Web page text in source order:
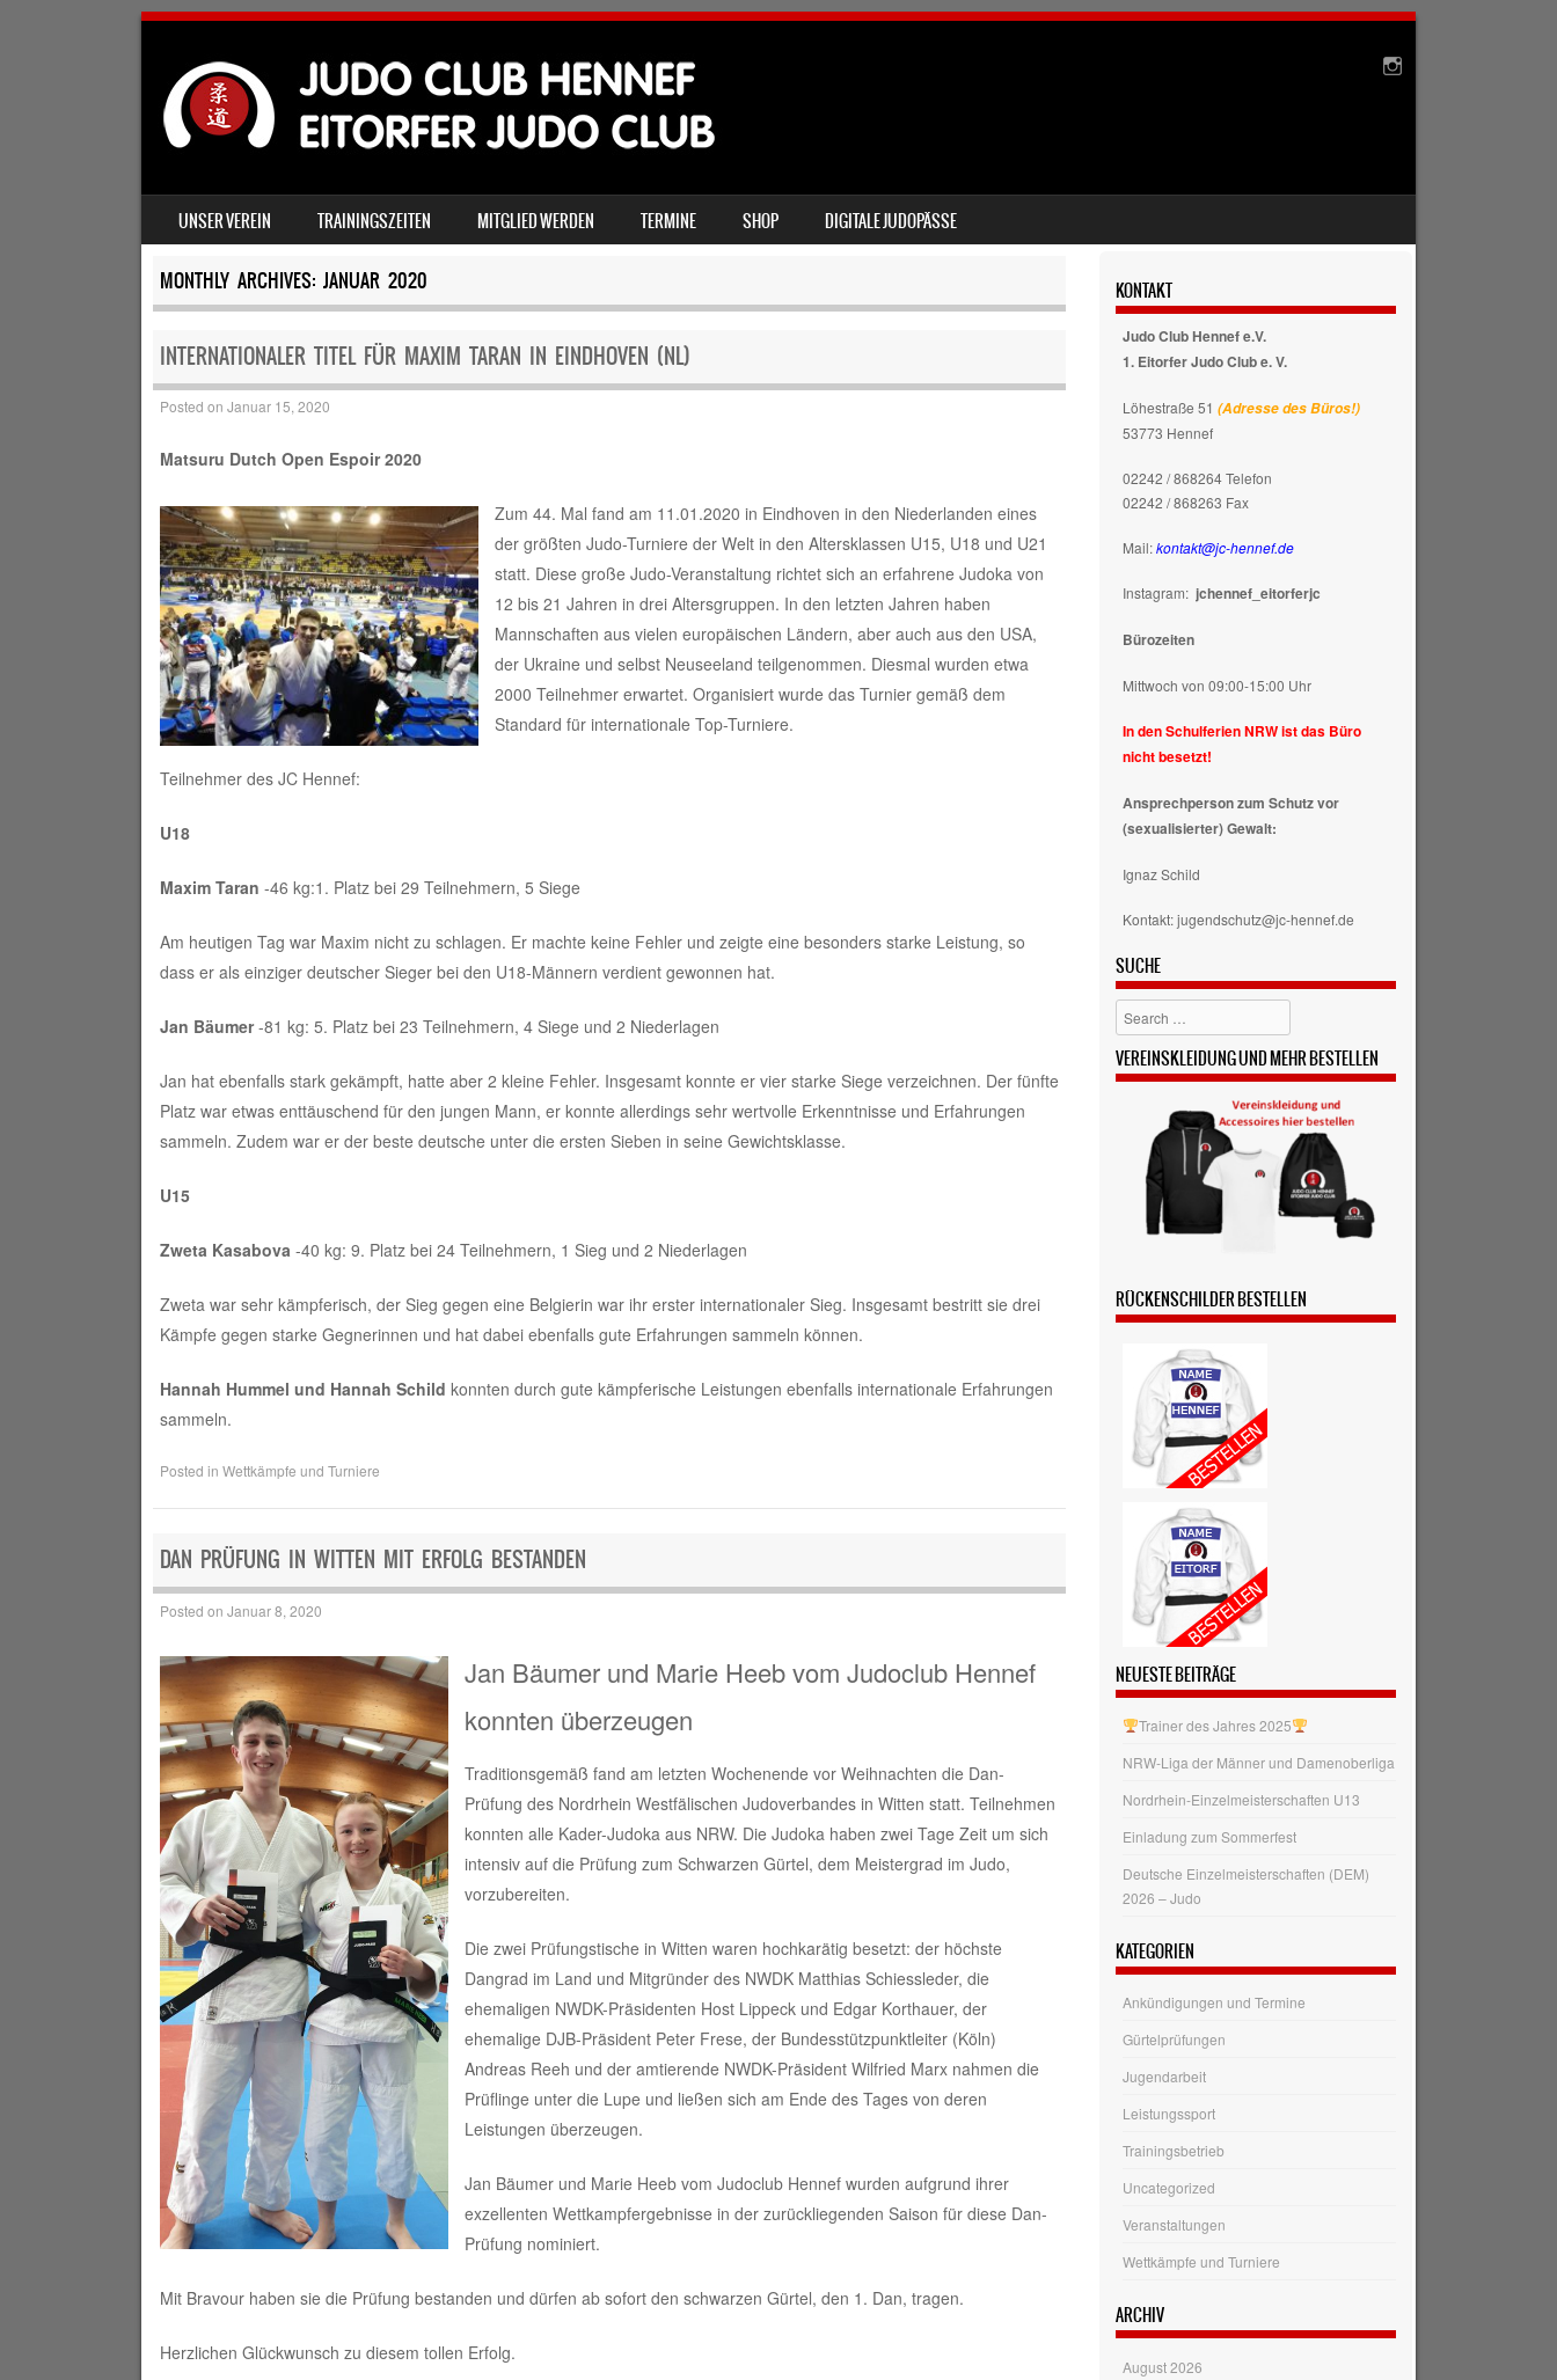
MENU
SKIP TO CONTENT
UNSER VEREIN TRAININGSZEITEN MITGLIED WERDEN TERMINE SHOP DIGITALE JUDOPÄSSE
MONTHLY ARCHIVES: JANUAR 2020
INTERNATIONALER TITEL FÜR MAXIM TARAN IN EINDHOVEN (NL)
Posted on Januar 15, 2020
Matsuru Dutch Open Espoir 2020
Zum 44. Mal fand am 11.01.2020 in Eindhoven in den Niederlanden eines
der größten Judo-Turniere der Welt in den Altersklassen U15, U18 und U21
statt. Diese große Judo-Veranstaltung richtet sich an erfahrene Judoka von
12 bis 21 Jahren in drei Altersgruppen. In den letzten Jahren haben
Mannschaften aus vielen europäischen Ländern, aber auch aus den USA,
der Ukraine und selbst Neuseeland teilgenommen. Diesmal wurden etwa
2000 Teilnehmer erwartet. Organisiert wurde das Turnier gemäß dem
Standard für internationale Top-Turniere.
Teilnehmer des JC Hennef:
U18
Maxim Taran -46 kg:1. Platz bei 29 Teilnehmern, 5 Siege
Am heutigen Tag war Maxim nicht zu schlagen. Er machte keine Fehler und zeigte eine besonders starke Leistung, so
dass er als einziger deutscher Sieger bei den U18-Männern verdient gewonnen hat.
Jan Bäumer-81 kg: 5. Platz bei 23 Teilnehmern, 4 Siege und 2 Niederlagen
Jan hat ebenfalls stark gekämpft, hatte aber 2 kleine Fehler. Insgesamt konnte er vier starke Siege verzeichnen. Der fünfte
Platz war etwas enttäuschend für den jungen Mann, er konnte allerdings sehr wertvolle Erkenntnisse und Erfahrungen
sammeln. Zudem war er der beste deutsche unter die ersten Sieben in seine Gewichtsklasse.
U15
Zweta Kasabova -40 kg: 9. Platz bei 24 Teilnehmern, 1 Sieg und 2 Niederlagen
Zweta war sehr kämpferisch, der Sieg gegen eine Belgierin war ihr erster internationaler Sieg. Insgesamt bestritt sie drei
Kämpfe gegen starke Gegnerinnen und hat dabei ebenfalls gute Erfahrungen sammeln können.
Hannah Hummel und Hannah Schild konnten durch gute kämpferische Leistungen ebenfalls internationale Erfahrungen
sammeln.
Posted in Wettkämpfe und Turniere
DAN PRÜFUNG IN WITTEN MIT ERFOLG BESTANDEN
Posted on Januar 8, 2020
Jan Bäumer und Marie Heeb vom Judoclub Hennef
konnten überzeugen
Traditionsgemäß fand am letzten Wochenende vor Weihnachten die Dan-
Prüfung des Nordrhein Westfälischen Judoverbandes in Witten statt. Teilnehmen
konnten alle Kader-Judoka aus NRW. Die Judoka haben zwei Tage Zeit um sich
intensiv auf die Prüfung zum Schwarzen Gürtel, dem Meistergrad im Judo,
vorzubereiten.
Die zwei Prüfungstische in Witten waren hochkarätig besetzt: der höchste
Dangrad im Land und Mitgründer des NWDK Matthias Schiessleder, die
ehemaligen NWDK-Präsidenten Host Lippeck und Edgar Korthauer, der
ehemalige DJB-Präsident Peter Frese, der Bundesstützpunktleiter (Köln)
Andreas Reeh und der amtierende NWDK-Präsident Wilfried Marx nahmen die
Prüflinge unter die Lupe und ließen sich am Ende des Tages von deren
Leistungen überzeugen.
Jan Bäumer und Marie Heeb vom Judoclub Hennef wurden aufgrund ihrer
exzellenten Wettkampfergebnisse in der zurückliegenden Saison für diese Dan-
Prüfung nominiert.
Mit Bravour haben sie die Prüfung bestanden und dürfen ab sofort den schwarzen Gürtel, den 1. Dan, tragen.
Herzlichen Glückwunsch zu diesem tollen Erfolg.
KONTAKT
Judo Club Hennef e.V.
1. Eitorfer Judo Club e. V.
Löhestraße 51 (Adresse des Büros!)
53773 Hennef
02242 / 868264 Telefon
02242 / 868263 Fax
Mail:kontakt@jc-hennef.de
Instagram: jchennef_eitorferjc
Bürozeiten
Mittwoch von 09:00-15:00 Uhr
In den Schulferien NRW ist das Büro
nicht besetzt!
Ansprechperson zum Schutz vor
(sexualisierter) Gewalt:
Ignaz Schild
Kontakt: jugendschutz@jc-hennef.de
SUCHE
Search
VEREINSKLEIDUNG UND MEHR BESTELLEN
RÜCKENSCHILDER BESTELLEN
NEUESTE BEITRÄGE
Trainer des Jahres 2025
NRW‑Liga der Männer und Damenoberliga
Nordrhein-Einzelmeisterschaften U13
Einladung zum Sommerfest
Deutsche Einzelmeisterschaften (DEM)
2026 – Judo
KATEGORIEN
Ankündigungen und Termine
Gürtelprüfungen
Jugendarbeit
Leistungssport
Trainingsbetrieb
Uncategorized
Veranstaltungen
Wettkämpfe und Turniere
ARCHIV
August 2026